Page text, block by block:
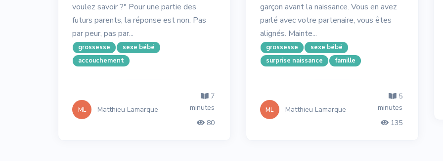
voulez savoir ?" Pour une partie des
futurs parents, la réponse est non. Pas
par peur, pas par...
grossesse
sexe bébé
accouchement
ML Matthieu Lamarque
7
minutes
80
garçon avant la naissance. Vous en avez
parlé avec votre partenaire, vous êtes
alignés. Mainte...
grossesse
sexe bébé
surprise naissance
famille
ML Matthieu Lamarque
5
minutes
135